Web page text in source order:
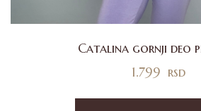
Catalina gornji deo
1.799 rsd